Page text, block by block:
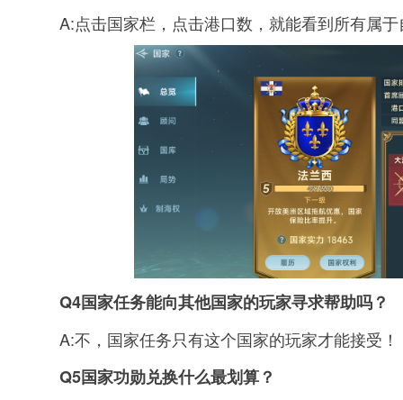
A:点击国家栏，点击港口数，就能看到所有属
Q4国家任务能向其他国家的玩家寻求帮助吗？
A:不，国家任务只有这个国家的玩家才能接受！
Q5国家功勋兑换什么最划算？